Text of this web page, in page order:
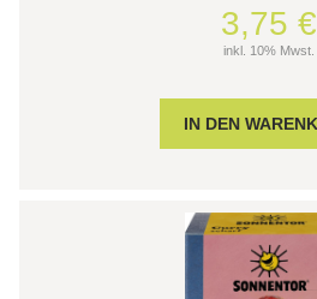
3,75 €
inkl. 10% Mwst.